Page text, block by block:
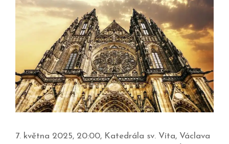
7. května 2025, 20:00, Katedrála sv. Víta, Václava